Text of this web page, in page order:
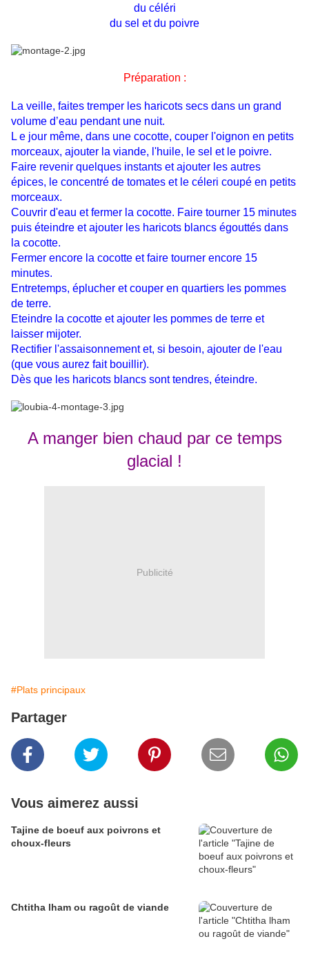
du céléri
du sel et du poivre
Préparation :
La veille, faites tremper les haricots secs dans un grand
volume d’eau pendant une nuit.
L e jour même, dans une cocotte, couper l'oignon en petits
morceaux, ajouter la viande, l'huile, le sel et le poivre.
Faire revenir quelques instants et ajouter les autres
épices, le concentré de tomates et le céleri coupé en petits
morceaux.
Couvrir d'eau et fermer la cocotte. Faire tourner 15 minutes
puis éteindre et ajouter les haricots blancs égouttés dans
la cocotte.
Fermer encore la cocotte et faire tourner encore 15
minutes.
Entretemps, éplucher et couper en quartiers les pommes
de terre.
Eteindre la cocotte et ajouter les pommes de terre et
laisser mijoter.
Rectifier l'assaisonnement et, si besoin, ajouter de l'eau
(que vous aurez fait bouillir).
Dès que les haricots blancs sont tendres, éteindre.
A manger bien chaud par ce temps
glacial !
Publicité
#Plats principaux
Partager
Vous aimerez aussi
Tajine de boeuf aux poivrons et
choux-fleurs
Chtitha lham ou ragoût de viande